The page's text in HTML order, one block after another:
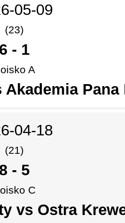
05-09
(23)
6 - 1
A
Pana
04-18
(21)
8 - 5
C
vs Ostra